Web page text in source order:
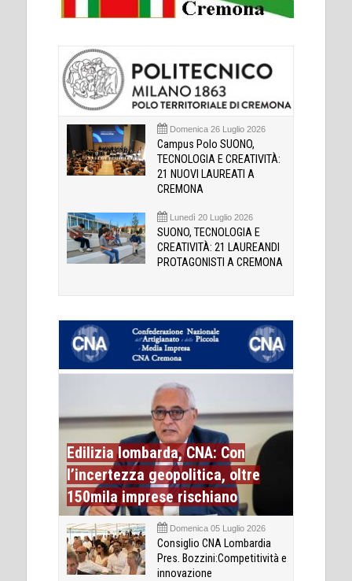
Domenica 26 Luglio 2026
Campus Polo SUONO,
TECNOLOGIA E CREATIVITÀ:
21 NUOVI LAUREATI A
CREMONA
Lunedì 20 Luglio 2026
SUONO, TECNOLOGIA E
CREATIVITÀ: 21 LAUREANDI
PROTAGONISTI A CREMONA
Edilizia lombarda, CNA: Con
l’incertezza geopolitica, oltre
150mila imprese rischiano
Domenica 05 Luglio 2026
Consiglio CNA Lombardia
Pres. Bozzini:Competitività e
innovazione